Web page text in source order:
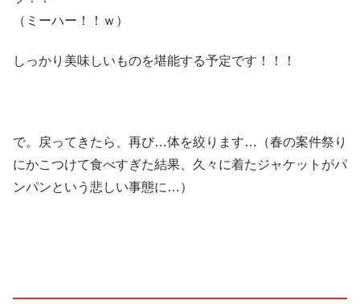
（ミーハー！！ｗ）
しっかり美味しいものを堪能する予定です！！！
で。戻ってきたら、再び…体を絞ります…（春の案件祭り
にかこつけて食べすぎた結果、久々に着たジャケットがパ
ンパンという悲しい事態に…）